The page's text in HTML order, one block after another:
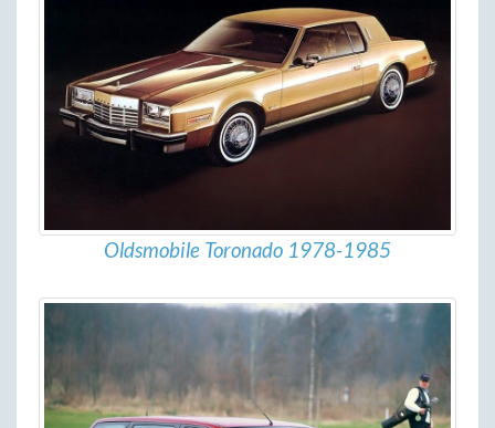
Oldsmobile Toronado 1978-1985